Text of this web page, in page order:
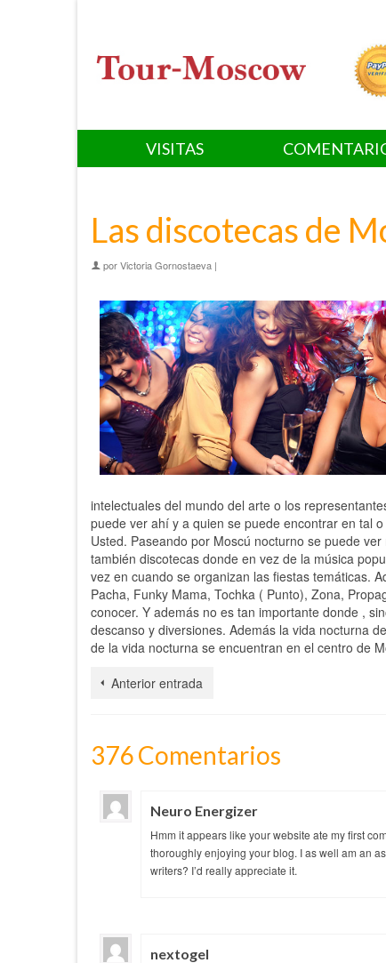
VISITAS
Las discotecas de
porVictoria Gornostaeva |
intelectuales del mundo del arte o los
puede ver ahí y a quien se puede encontrar en tal
Usted. Paseando por Moscú nocturno se puede
también discotecas donde en vez de la música
vez en cuando se organizan las fiestas temáticas.
Pacha, Funky Mama, Tochka ( Punto), Zona,
conocer. Y además no es tan importante donde ,
descanso y diversiones. Además la vida nocturna
de la vida nocturna se encuentran en el centro de
Anterior entrada
376 Comentarios
Neuro Energizer
Hmm it appears like your website ate my first
thoroughly enjoying your blog. I as well am an
writers? I’d really appreciate it.
nextogel